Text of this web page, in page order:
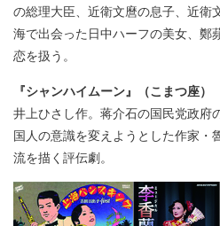
の総理大臣、近衛文麿の息子、近衛
海で出会った日中ハーフの美女、鄭
恋を扱う。
『シャンハイムーン』（こまつ座）
井上ひさし作。蒋介石の国民党政府
国人の意識を変えようとした作家・
流を描く評伝劇。